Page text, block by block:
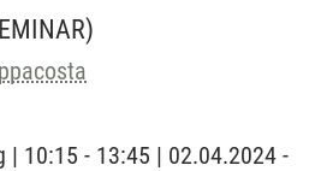
10:15 - 13:45 | 02.04.2024 -